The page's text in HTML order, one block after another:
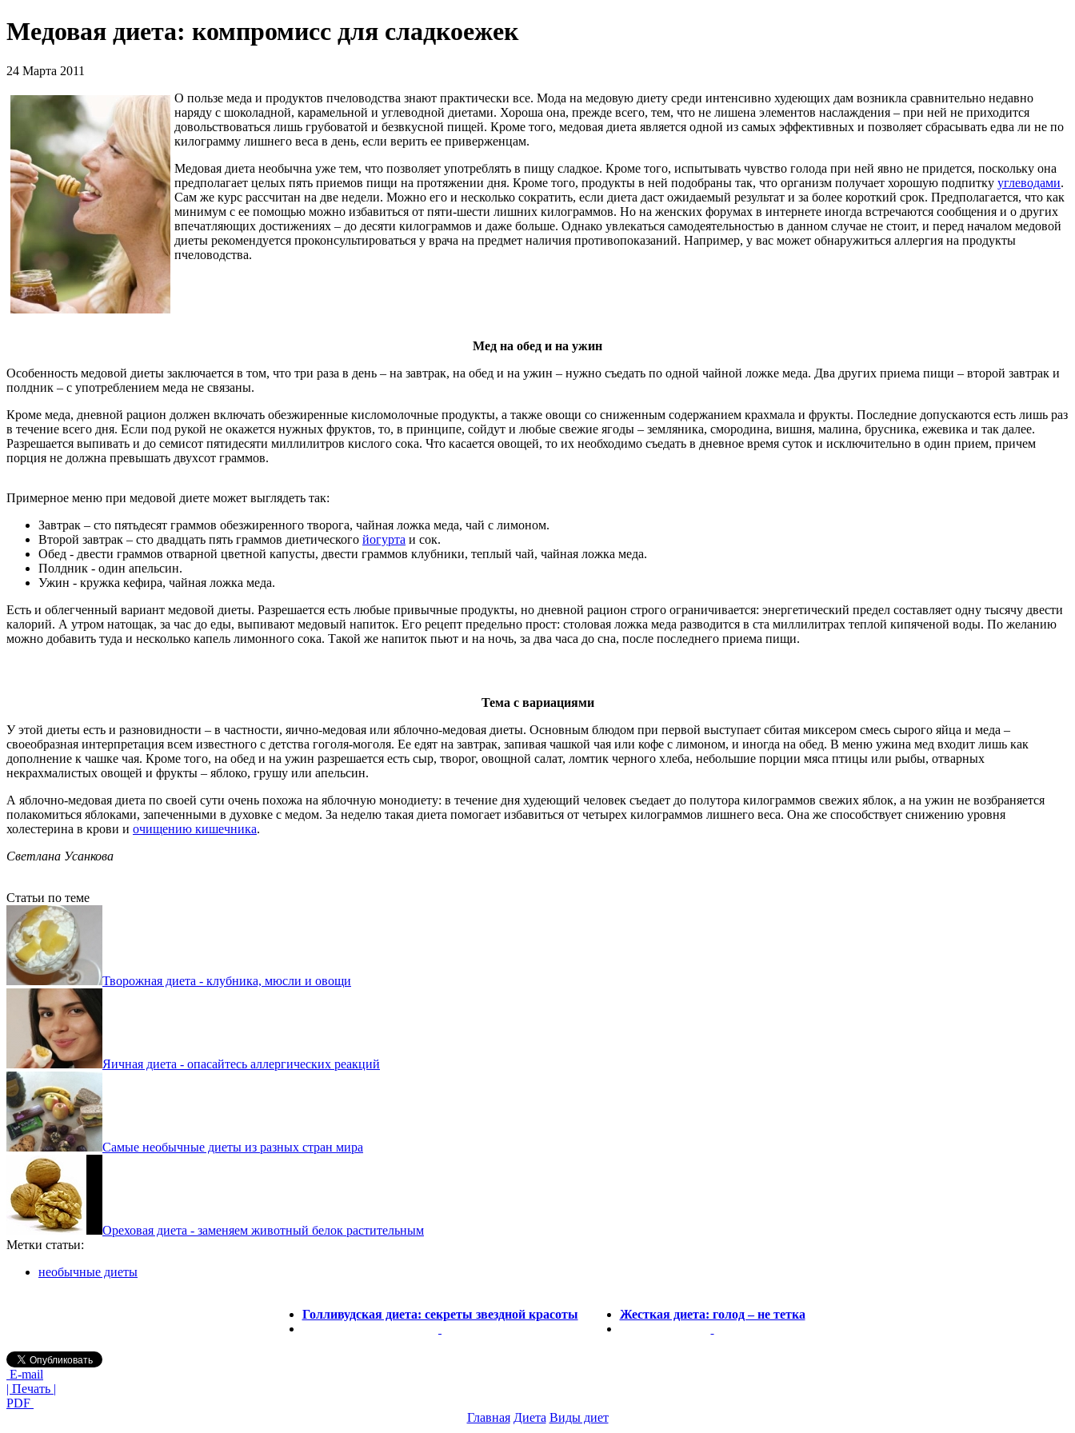
Медовая диета: компромисс для сладкоежек
24 Марта 2011
О пользе меда и продуктов пчеловодства знают практически все. Мода на медовую диету среди интенсивно худеющих дам возникла сравнительно недавно
наряду с шоколадной, карамельной и углеводной диетами. Хороша она, прежде всего, тем, что не лишена элементов наслаждения – при ней не приходится
довольствоваться лишь грубоватой и безвкусной пищей. Кроме того, медовая диета является одной из самых эффективных и позволяет сбрасывать едва ли не по
килограмму лишнего веса в день, если верить ее приверженцам.
Медовая диета необычна уже тем, что позволяет употреблять в пищу сладкое. Кроме того, испытывать чувство голода при ней явно не придется, поскольку она
предполагает целых пять приемов пищи на протяжении дня. Кроме того, продукты в ней подобраны так, что организм получает хорошую подпитку углеводами.
Сам же курс рассчитан на две недели. Можно его и несколько сократить, если диета даст ожидаемый результат и за более короткий срок. Предполагается, что как
минимум с ее помощью можно избавиться от пяти-шести лишних килограммов. Но на женских форумах в интернете иногда встречаются сообщения и о других
впечатляющих достижениях – до десяти килограммов и даже больше. Однако увлекаться самодеятельностью в данном случае не стоит, и перед началом медовой
диеты рекомендуется проконсультироваться у врача на предмет наличия противопоказаний. Например, у вас может обнаружиться аллергия на продукты
пчеловодства.
Мед на обед и на ужин
Особенность медовой диеты заключается в том, что три раза в день – на завтрак, на обед и на ужин – нужно съедать по одной чайной ложке меда. Два других приема пищи – второй завтрак и
полдник – с употреблением меда не связаны.
Кроме меда, дневной рацион должен включать обезжиренные кисломолочные продукты, а также овощи со сниженным содержанием крахмала и фрукты. Последние допускаются есть лишь раз
в течение всего дня. Если под рукой не окажется нужных фруктов, то, в принципе, сойдут и любые свежие ягоды – земляника, смородина, вишня, малина, брусника, ежевика и так далее.
Разрешается выпивать и до семисот пятидесяти миллилитров кислого сока. Что касается овощей, то их необходимо съедать в дневное время суток и исключительно в один прием, причем
порция не должна превышать двухсот граммов.
Примерное меню при медовой диете может выглядеть так:
Завтрак – сто пятьдесят граммов обезжиренного творога, чайная ложка меда, чай с лимоном.
Второй завтрак – сто двадцать пять граммов диетического йогурта и сок.
Обед - двести граммов отварной цветной капусты, двести граммов клубники, теплый чай, чайная ложка меда.
Полдник - один апельсин.
Ужин - кружка кефира, чайная ложка меда.
Есть и облегченный вариант медовой диеты. Разрешается есть любые привычные продукты, но дневной рацион строго ограничивается: энергетический предел составляет одну тысячу двести
калорий. А утром натощак, за час до еды, выпивают медовый напиток. Его рецепт предельно прост: столовая ложка меда разводится в ста миллилитрах теплой кипяченой воды. По желанию
можно добавить туда и несколько капель лимонного сока. Такой же напиток пьют и на ночь, за два часа до сна, после последнего приема пищи.
Тема с вариациями
У этой диеты есть и разновидности – в частности, яично-медовая или яблочно-медовая диеты. Основным блюдом при первой выступает сбитая миксером смесь сырого яйца и меда –
своеобразная интерпретация всем известного с детства гоголя-моголя. Ее едят на завтрак, запивая чашкой чая или кофе с лимоном, и иногда на обед. В меню ужина мед входит лишь как
дополнение к чашке чая. Кроме того, на обед и на ужин разрешается есть сыр, творог, овощной салат, ломтик черного хлеба, небольшие порции мяса птицы или рыбы, отварных
некрахмалистых овощей и фрукты – яблоко, грушу или апельсин.
А яблочно-медовая диета по своей сути очень похожа на яблочную монодиету: в течение дня худеющий человек съедает до полутора килограммов свежих яблок, а на ужин не возбраняется
полакомиться яблоками, запеченными в духовке с медом. За неделю такая диета помогает избавиться от четырех килограммов лишнего веса. Она же способствует снижению уровня
холестерина в крови и очищению кишечника.
Светлана Усанкова
Статьи по теме
Творожная диета - клубника, мюсли и овощи
Яичная диета - опасайтесь аллергических реакций
Самые необычные диеты из разных стран мира
Ореховая диета - заменяем животный белок растительным
Метки статьи:
необычные диеты
Голливудская диета: секреты звездной красоты Жесткая диета: голод – не тетка
E-mail
| Печать |
PDF
Главная Диета Виды диет